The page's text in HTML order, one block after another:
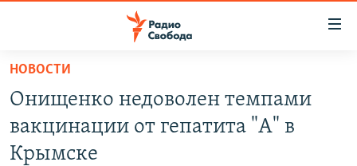
упрощенного
доступа
основному
ПОДКАСТЫ
АВТОРСКИЕ ПРОЕКТЫ
НОВОСТИ
Онищенко недоволен темпами
вакцинации от гепатита "А" в
Крымске